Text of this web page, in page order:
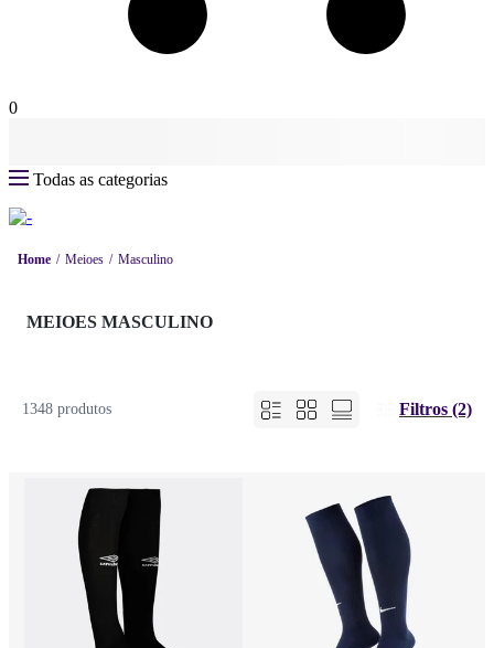
0
Todas as categorias
Home Meioes Masculino
MEIOES MASCULINO
1348 produtos Filtros (2)